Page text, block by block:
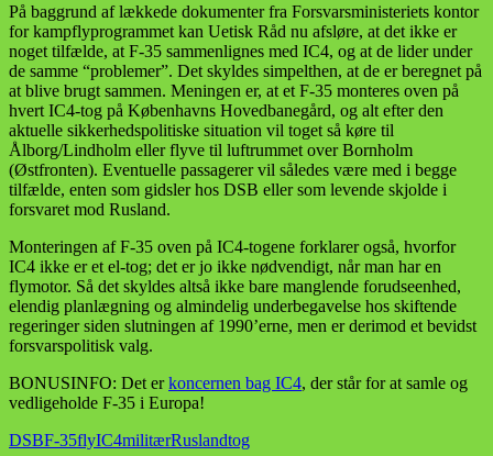
På baggrund af lækkede dokumenter fra Forsvarsministeriets kontor
for kampflyprogrammet kan Uetisk Råd nu afsløre, at det ikke er
noget tilfælde, at F-35 sammenlignes med IC4, og at de lider under
de samme “problemer”. Det skyldes simpelthen, at de er beregnet på
at blive brugt sammen. Meningen er, at et F-35 monteres oven på
hvert IC4-tog på Københavns Hovedbanegård, og alt efter den
aktuelle sikkerhedspolitiske situation vil toget så køre til
Ålborg/Lindholm eller flyve til luftrummet over Bornholm
(Østfronten). Eventuelle passagerer vil således være med i begge
tilfælde, enten som gidsler hos DSB eller som levende skjolde i
forsvaret mod Rusland.
Monteringen af F-35 oven på IC4-togene forklarer også, hvorfor
IC4 ikke er et el-tog; det er jo ikke nødvendigt, når man har en
flymotor. Så det skyldes altså ikke bare manglende forudseenhed,
elendig planlægning og almindelig underbegavelse hos skiftende
regeringer siden slutningen af 1990’erne, men er derimod et bevidst
forsvarspolitisk valg.
BONUSINFO: Det erkoncernen bag IC4, der står for at samle og
vedligeholde F-35 i Europa!
DSBF-35flyIC4militærRuslandtog